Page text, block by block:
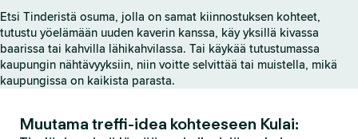
s
s
i
v
u
Etsi Tinderistä osuma, jolla on samat kiinnostuksen kohteet,
tutustu yöelämään uuden kaverin kanssa, käy yksillä kivassa
baarissa tai kahvilla lähikahvilassa. Tai käykää tutustumassa
kaupungin nähtävyyksiin, niin voitte selvittää tai muistella, mikä
kaupungissa on kaikista parasta.
Muutama treffi-idea kohteeseen Kulai: